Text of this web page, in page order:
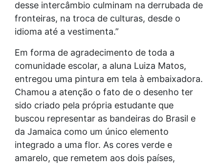
desse intercâmbio culminam na derrubada de
fronteiras, na troca de culturas, desde o
idioma até a vestimenta.”
Em forma de agradecimento de toda a
comunidade escolar, a aluna Luiza Matos,
entregou uma pintura em tela à embaixadora.
Chamou a atenção o fato de o desenho ter
sido criado pela própria estudante que
buscou representar as bandeiras do Brasil e
da Jamaica como um único elemento
integrado a uma flor. As cores verde e
amarelo, que remetem aos dois países,